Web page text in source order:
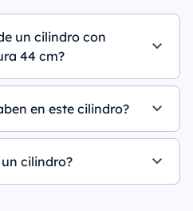
un cilindro con
44 cm?
en este cilindro?
un cilindro?